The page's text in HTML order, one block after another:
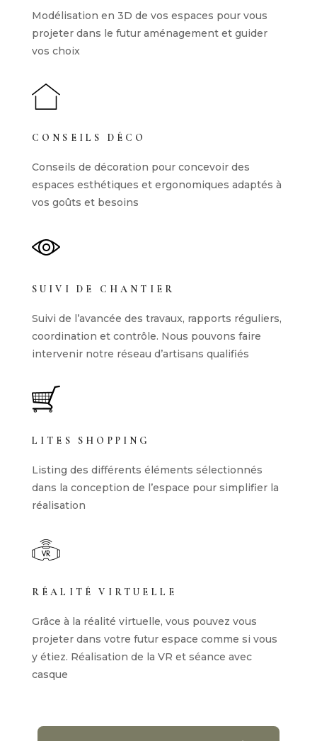
Modélisation en 3D de vos espaces pour vous
projeter dans le futur aménagement et guider
vos choix
CONSEILS DÉCO
Conseils de décoration pour concevoir des
espaces esthétiques et ergonomiques adaptés à
vos goûts et besoins
SUIVI DE CHANTIER
Suivi de l’avancée des travaux, rapports réguliers,
coordination et contrôle. Nous pouvons faire
intervenir notre réseau d’artisans qualifiés
LITES SHOPPING
Listing des différents éléments sélectionnés
dans la conception de l’espace pour simplifier la
réalisation
RÉALITÉ VIRTUELLE
Grâce à la réalité virtuelle, vous pouvez vous
projeter dans votre futur espace comme si vous
y étiez. Réalisation de la VR et séance avec
casque